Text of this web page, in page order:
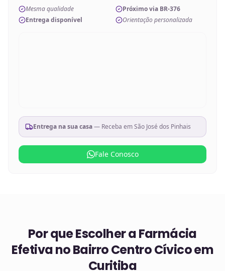
Mesma qualidade
Próximo via BR-376
Entrega disponível
Orientação personalizada
Entrega na sua casa— Receba emSão José dos Pinhais
Fale Conosco
Por que Escolher a Farmácia
Efetiva noBairro Centro Cívico em
Curitiba